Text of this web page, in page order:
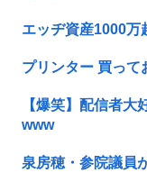
エッヂ資産1000万
プリンター 買って
【爆笑】配信者大
www
泉房穂・参院議員